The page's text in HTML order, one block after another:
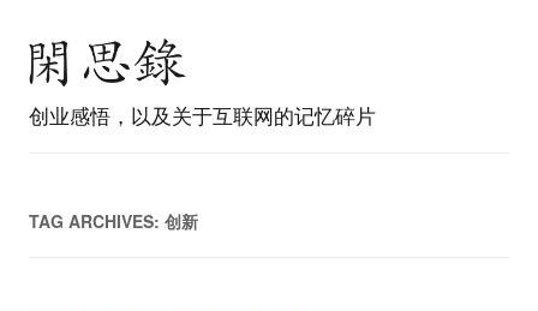
创业感悟，以及关于互联网的记忆碎片
TAG ARCHIVES: 创新